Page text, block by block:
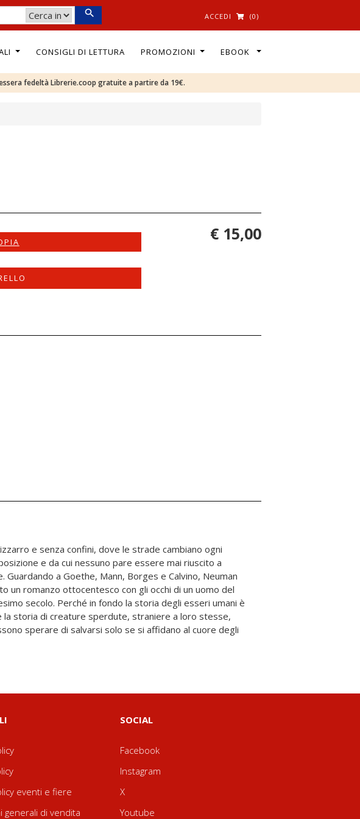
ACCEDI (0)
CONSIGLI DI LETTURA PROMOZIONI EBOOK
fedeltà Librerie.coop gratuite a partire da 19€.
€ 15,00
eventi e fiere
generali di vendita
SOCIAL
Facebook
Instagram
X
Youtube